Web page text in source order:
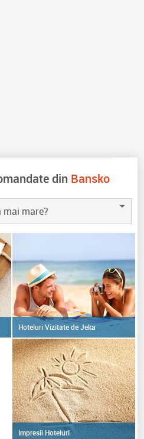
din Bansko
mai mare?
Hoteluri Vizitate de Jeka
Impresii Hoteluri